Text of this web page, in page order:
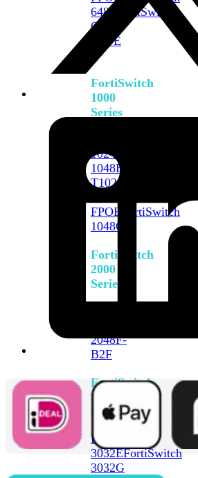
648F
FortiSwitch
648F-
FPOE
FortiSwitch
1000
Series
1024E
1048E
T1024E
FPOE
FortiSwitch
1048G
FortiSwitch
2000
Series
2048F-
B2F
FortiSwitch
3000
Series
FortiSwitch
3032EFortiSwitch
3032G